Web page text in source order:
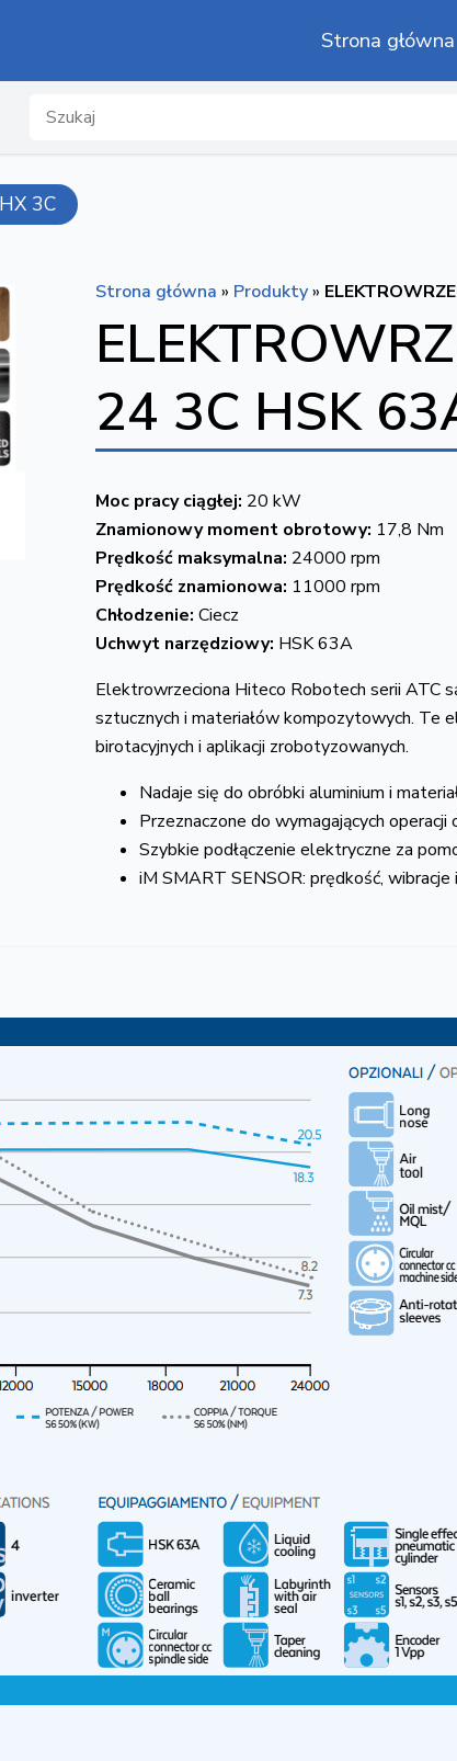
Strona główna
Search
3C
Strona główna » Produkty»
24 3C HSK
Moc pracy ciągłej: 20 kW
Znamionowy moment obrotowy: 17,8 Nm
Prędkość maksymalna: 24000 rpm
Prędkość znamionowa: 11000 rpm
Chłodzenie: Ciecz
Uchwyt narzędziowy: HSK 63A
Elektrowrzeciona Hiteco Robotech serii ATC
sztucznych i materiałów kompozytowych. Te
birotacyjnych i aplikacji zrobotyzowanych.
Nadaje się do obróbki aluminium i
Przeznaczone do wymagających
Szybkie podłączenie elektryczne za
iM SMART SENSOR: prędkość,